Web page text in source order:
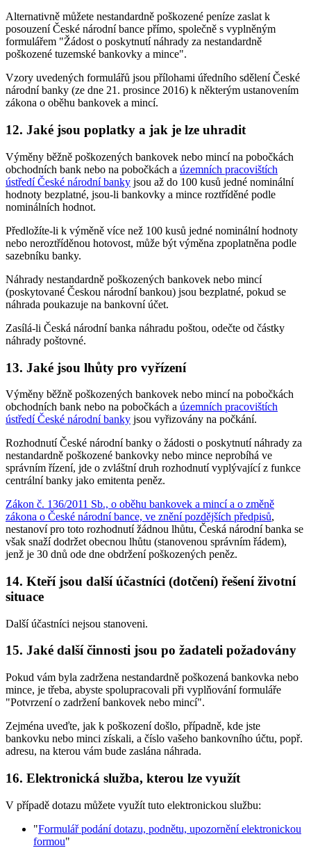
Alternativně můžete nestandardně poškozené peníze zaslat k
posouzení České národní bance přímo, společně s vyplněným
formulářem "Žádost o poskytnutí náhrady za nestandardně
poškozené tuzemské bankovky a mince".
Vzory uvedených formulářů jsou přílohami úředního sdělení České
národní banky (ze dne 21. prosince 2016) k některým ustanovením
zákona o oběhu bankovek a mincí.
12. Jaké jsou poplatky a jak je lze uhradit
Výměny běžně poškozených bankovek nebo mincí na pobočkách
obchodních bank nebo na pobočkách a územních pracovištích
ústředí České národní banky jsou až do 100 kusů jedné nominální
hodnoty bezplatné, jsou-li bankovky a mince roztříděné podle
nominálních hodnot.
Předložíte-li k výměně více než 100 kusů jedné nominální hodnoty
nebo neroztříděnou hotovost, může být výměna zpoplatněna podle
sazebníku banky.
Náhrady nestandardně poškozených bankovek nebo mincí
(poskytované Českou národní bankou) jsou bezplatné, pokud se
náhrada poukazuje na bankovní účet.
Zasílá-li Česká národní banka náhradu poštou, odečte od částky
náhrady poštovné.
13. Jaké jsou lhůty pro vyřízení
Výměny běžně poškozených bankovek nebo mincí na pobočkách
obchodních bank nebo na pobočkách a územních pracovištích
ústředí České národní banky jsou vyřizovány na počkání.
Rozhodnutí České národní banky o žádosti o poskytnutí náhrady za
nestandardně poškozené bankovky nebo mince neprobíhá ve
správním řízení, jde o zvláštní druh rozhodnutí vyplývající z funkce
centrální banky jako emitenta peněz.
Zákon č. 136/2011 Sb., o oběhu bankovek a mincí a o změně
zákona o České národní bance, ve znění pozdějších předpisů,
nestanoví pro toto rozhodnutí žádnou lhůtu, Česká národní banka se
však snaží dodržet obecnou lhůtu (stanovenou správním řádem),
jenž je 30 dnů ode dne obdržení poškozených peněz.
14. Kteří jsou další účastníci (dotčení) řešení životní
situace
Další účastníci nejsou stanoveni.
15. Jaké další činnosti jsou po žadateli požadovány
Pokud vám byla zadržena nestandardně poškozená bankovka nebo
mince, je třeba, abyste spolupracovali při vyplňování formuláře
"Potvrzení o zadržení bankovek nebo mincí".
Zejména uveďte, jak k poškození došlo, případně, kde jste
bankovku nebo minci získali, a číslo vašeho bankovního účtu, popř.
adresu, na kterou vám bude zaslána náhrada.
16. Elektronická služba, kterou lze využít
V případě dotazu můžete využít tuto elektronickou službu:
"Formulář podání dotazu, podnětu, upozornění elektronickou
formou"